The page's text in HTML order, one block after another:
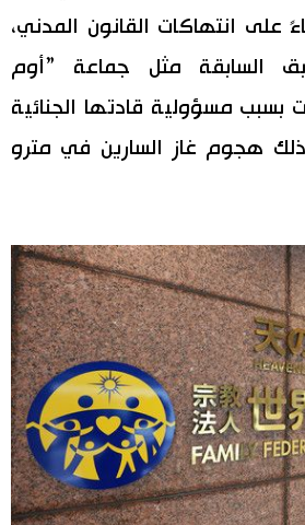
على انتهاكات القانون المدني،
السابقة مثل جماعة ”أوم
بسبب مسؤولية قادتها الجنائية
هجوم غاز السارين في مترو